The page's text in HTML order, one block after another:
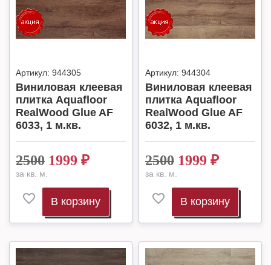
Артикул: 944305
Виниловая клеевая
плитка Aquafloor
RealWood Glue AF
6033, 1 м.кв.
2500 1999 ₽
за кв. м.
В корзину
Артикул: 944304
Виниловая клеевая
плитка Aquafloor
RealWood Glue AF
6032, 1 м.кв.
2500 1999 ₽
за кв. м.
В корзину